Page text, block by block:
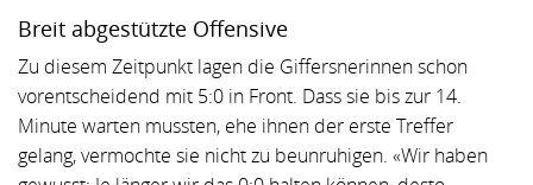
Breit abgestützte Offensive
Zu diesem Zeitpunkt lagen die Giffersnerinnen schon
vorentscheidend mit 5:0 in Front. Dass sie bis zur 14.
Minute warten mussten, ehe ihnen der erste Treffer
gelang, vermochte sie nicht zu beunruhigen. «Wir haben